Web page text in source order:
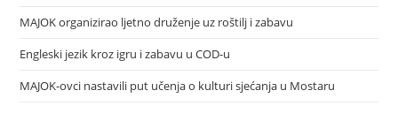
MAJOK organizirao ljetno druženje uz roštilj i zabavu
Engleski jezik kroz igru i zabavu u COD-u
MAJOK-ovci nastavili put učenja o kulturi sjećanja u Mostaru